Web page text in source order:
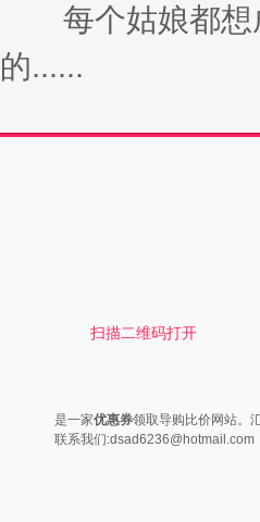
每个姑娘都想成
的......
扫描二维码打开
是一家优惠券领取导购比价网站。
联系我们:dsad6236@hotmail.com